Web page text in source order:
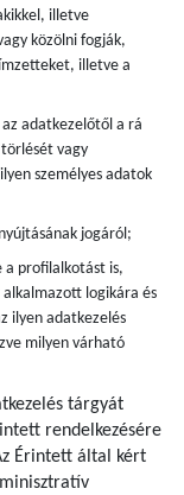
illetve
közölni fogják,
illetve a
adatkezelőtől a rá
vagy
személyes adatok
jogáról;
profilalkotást is,
logikára és
ilyen adatkezelés
milyen várható
tárgyát
rendelkezésére
Érintett által kért